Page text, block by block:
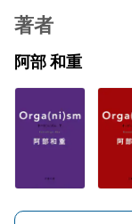
著者
阿部 和重